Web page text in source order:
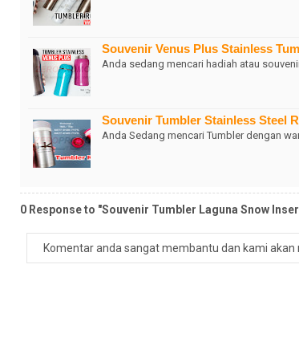
Souvenir Venus Plus Stainless
Anda sedang mencari hadiah atau
Souvenir Tumbler Stainless Steel
Anda Sedang mencari Tumbler dengan
0 Response to "Souvenir Tumbler Laguna Snow
Komentar anda sangat membantu dan kami